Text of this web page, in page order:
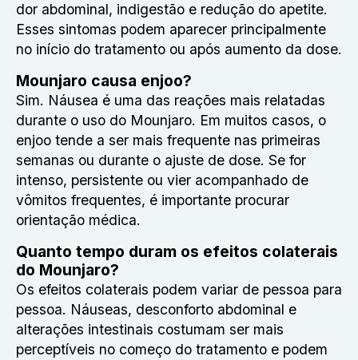
dor abdominal, indigestão e redução do apetite.
Esses sintomas podem aparecer principalmente
no início do tratamento ou após aumento da dose.
Mounjaro causa enjoo?
Sim. Náusea é uma das reações mais relatadas
durante o uso do Mounjaro. Em muitos casos, o
enjoo tende a ser mais frequente nas primeiras
semanas ou durante o ajuste de dose. Se for
intenso, persistente ou vier acompanhado de
vômitos frequentes, é importante procurar
orientação médica.
Quanto tempo duram os efeitos colaterais
do Mounjaro?
Os efeitos colaterais podem variar de pessoa para
pessoa. Náuseas, desconforto abdominal e
alterações intestinais costumam ser mais
perceptíveis no começo do tratamento e podem